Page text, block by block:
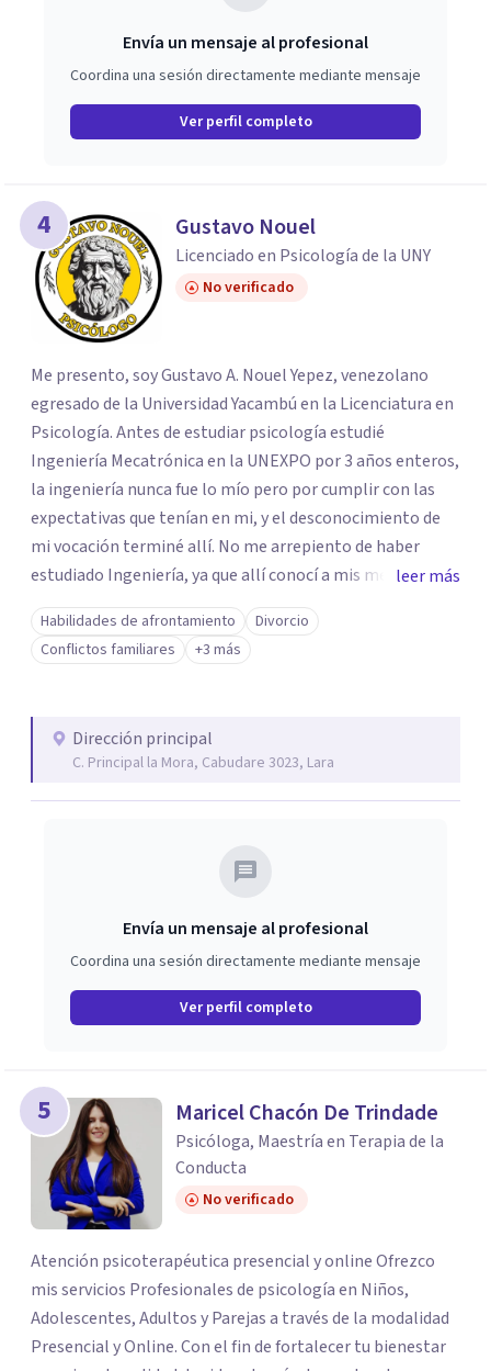
Envía un mensaje al profesional
Coordina una sesión directamente mediante mensaje
Ver perfil completo
4 Gustavo Nouel
Licenciado en Psicología de la UNY
No verificado
Me presento, soy Gustavo A. Nouel Yepez, venezolano
egresado de la Universidad Yacambú en la Licenciatura en
Psicología. Antes de estudiar psicología estudié
Ingeniería Mecatrónica en la UNEXPO por 3 años enteros,
la ingeniería nunca fue lo mío pero por cumplir con las
expectativas que tenían en mi, y el desconocimiento de
mi vocación terminé allí. No me arrepiento de haber
estudiado Ingeniería, ya que allí conocí a mis mejores
amigos que hasta el sol de hoy, el bienestar social que
percibía de mis buenas amistades era lo suficientemente
alto para compensar el hacer algo que no me llenaba.
momento que atravesaba el país, y que estaba justo en la
edad dónde según la teoría del Desarrollo Psicosocial de
Erik Erikson se cristaliza mi personalidad, luego de 1 año
sabático y de crisis terminé encontrando mi vocación por
divulgación, y el querer ayudar a los demás, contribuir con
mi grano de arena a este mundo que poco a poco se
hunde en las agarras de la mediocridad, la mala praxis, el
leer más
Habilidades de afrontamiento
Divorcio
Conflictos familiares
+3 más
Dirección principal
C. Principal la Mora, Cabudare 3023, Lara
Envía un mensaje al profesional
Coordina una sesión directamente mediante mensaje
Ver perfil completo
5 Maricel Chacón De Trindade
Psicóloga, Maestría en Terapia de la
Conducta
No verificado
Atención psicoterapéutica presencial y online Ofrezco
mis servicios Profesionales de psicología en Niños,
Adolescentes, Adultos y Parejas a través de la modalidad
Presencial y Online. Con el fin de fortalecer tu bienestar